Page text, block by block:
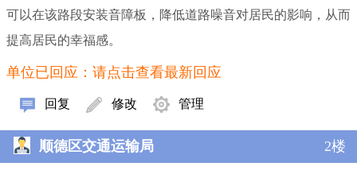
可以在该路段安装音障板，降低道路噪音对居民的影响，从而
提高居民的幸福感。
单位已回应：请点击查看最新回应
回复 修改 管理
顺德区交通运输局 2楼